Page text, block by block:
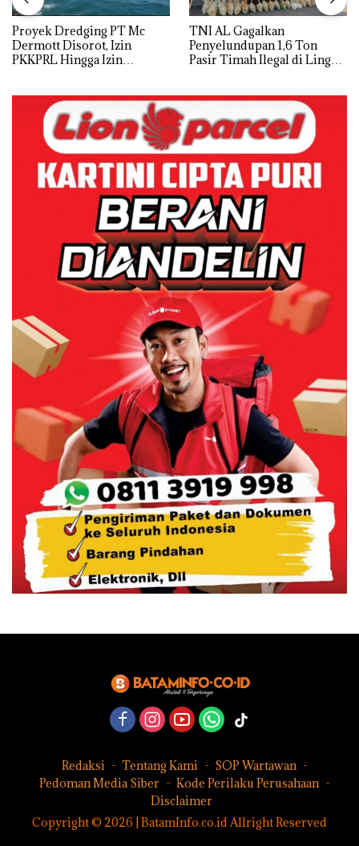
Proyek Dredging PT Mc
Dermott Disorot, Izin
PKKPRL Hingga Izin
TNI AL Gagalkan
Penyelundupan 1,6 Ton
Pasir Timah Ilegal di Lingga,
Diselundupkan ke Malaysia
Redaksi Tentang Kami
SOP Wartawan
Pedoman Media Siber
Kode Perilaku Perusahaan
Disclaimer
Copyright © 2026 | BatamInfo.co.id Allright Reserved